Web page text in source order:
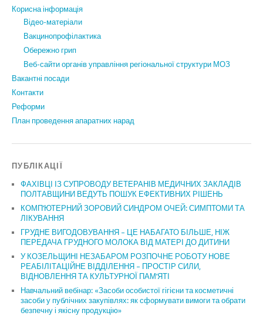
Корисна інформація
Відео-матеріали
Вакцинопрофілактика
Обережно грип
Веб-сайти органів управління регіональної структури МОЗ
Вакантні посади
Контакти
Реформи
План проведення апаратних нарад
ПУБЛІКАЦІЇ
ФАХІВЦІ ІЗ СУПРОВОДУ ВЕТЕРАНІВ МЕДИЧНИХ ЗАКЛАДІВ
ПОЛТАВЩИНИ ВЕДУТЬ ПОШУК ЕФЕКТИВНИХ РІШЕНЬ
КОМП’ЮТЕРНИЙ ЗОРОВИЙ СИНДРОМ ОЧЕЙ: СИМПТОМИ ТА
ЛІКУВАННЯ
ГРУДНЕ ВИГОДОВУВАННЯ – ЦЕ НАБАГАТО БІЛЬШЕ, НІЖ
ПЕРЕДАЧА ГРУДНОГО МОЛОКА ВІД МАТЕРІ ДО ДИТИНИ
У КОЗЕЛЬЩИНІ НЕЗАБАРОМ РОЗПОЧНЕ РОБОТУ НОВЕ
РЕАБІЛІТАЦІЙНЕ ВІДДІЛЕННЯ – ПРОСТІР СИЛИ,
ВІДНОВЛЕННЯ ТА КУЛЬТУРНОЇ ПАМ’ЯТІ
Навчальний вебінар: «Засоби особистої гігієни та косметичні
засоби у публічних закупівлях: як сформувати вимоги та обрати
безпечну і якісну продукцію»